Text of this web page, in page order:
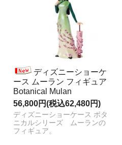
ディズニーショーケ
ース ムーラン フィギュア
Botanical Mulan
56,800円(税込62,480円)
ディズニーショーケース ボタ
ニカルシリーズ ムーランの
フィギュア。